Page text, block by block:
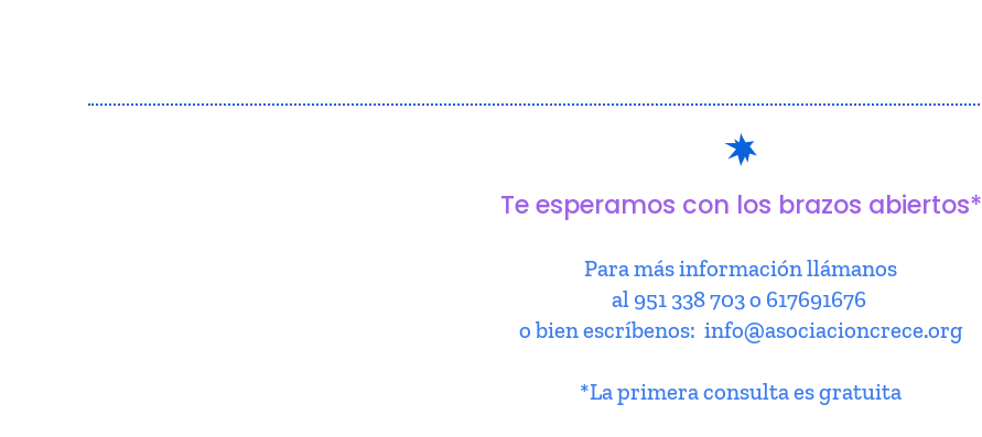
Te esperamos con los brazos abiertos*
Para más información llámanos
al 951 338 703 o 617691676
o bien escríbenos: info@asociacioncrece.org
*La primera consulta es gratuita